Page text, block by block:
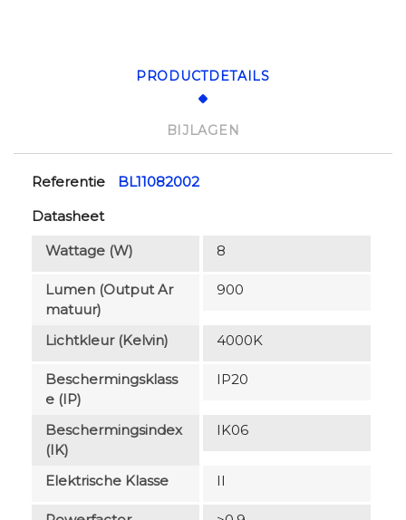
PRODUCTDETAILS
BIJLAGEN
Referentie
BL11082002
Datasheet
Wattage (W)
8
Lumen (output Ar
Matuur)
900
Lichtkleur (Kelvin) 4000K
Beschermingsklass
E (IP)
IP20
Beschermingsindex
(IK)
IK06
Elektrische Klasse II